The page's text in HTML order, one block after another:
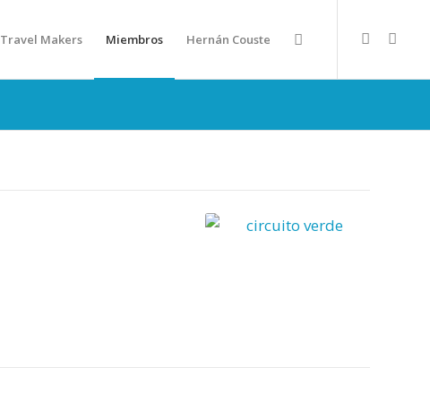
Travel Makers Miembros Hernán Couste